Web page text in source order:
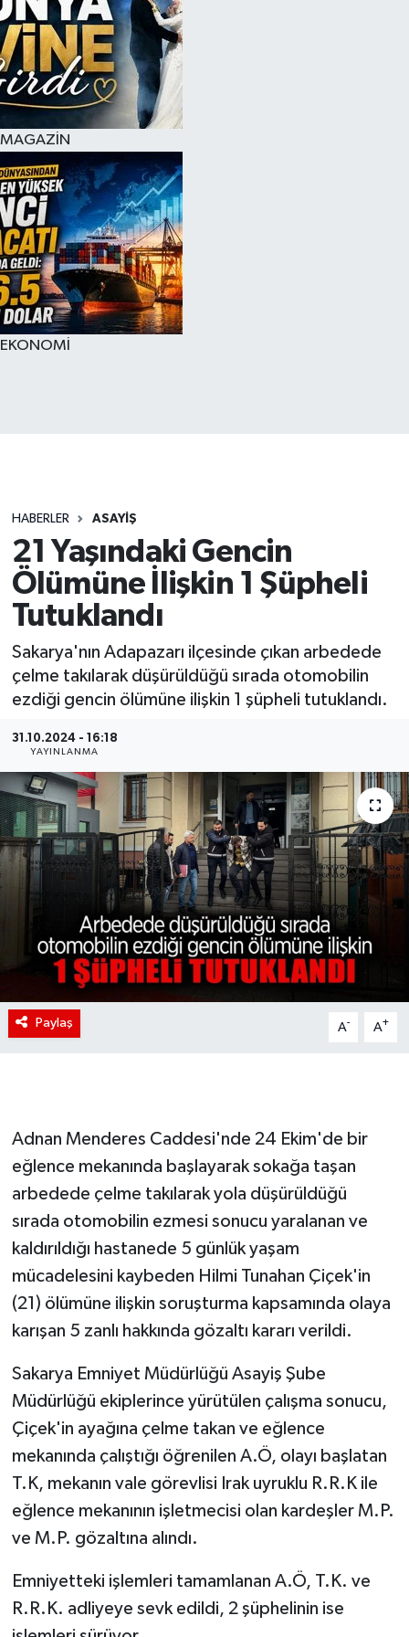
MAGAZİN
EKONOMİ
HABERLER ASAYİŞ
21 Yaşındaki Gencin
Ölümüne İlişkin 1 Şüpheli
Tutuklandı
Sakarya'nın Adapazarı ilçesinde çıkan arbedede
çelme takılarak düşürüldüğü sırada otomobilin
ezdiği gencin ölümüne ilişkin 1 şüpheli tutuklandı.
31.10.2024 - 16:18
YAYINLANMA
Paylaş A- A+
Adnan Menderes Caddesi'nde 24 Ekim'de bir
eğlence mekanında başlayarak sokağa taşan
arbedede çelme takılarak yola düşürüldüğü
sırada otomobilin ezmesi sonucu yaralanan ve
kaldırıldığı hastanede 5 günlük yaşam
mücadelesini kaybeden Hilmi Tunahan Çiçek'in
(21) ölümüne ilişkin soruşturma kapsamında olaya
karışan 5 zanlı hakkında gözaltı kararı verildi.
Sakarya Emniyet Müdürlüğü Asayiş Şube
Müdürlüğü ekiplerince yürütülen çalışma sonucu,
Çiçek'in ayağına çelme takan ve eğlence
mekanında çalıştığı öğrenilen A.Ö, olayı başlatan
T.K, mekanın vale görevlisi Irak uyruklu R.R.K ile
eğlence mekanının işletmecisi olan kardeşler M.P.
ve M.P. gözaltına alındı.
Emniyetteki işlemleri tamamlanan A.Ö, T.K. ve
R.R.K. adliyeye sevk edildi, 2 şüphelinin ise